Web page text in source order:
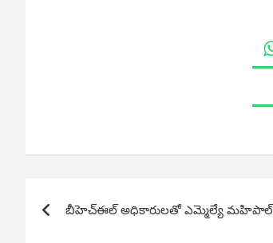
navigation
బీహెచ్ఈల్ అధికారులతో ఎమ్మెల్యే మహిపాల్